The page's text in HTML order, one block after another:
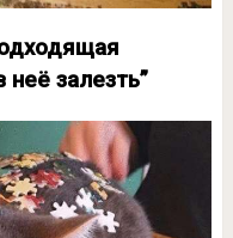
залезть”